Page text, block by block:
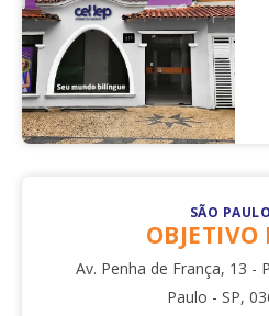
SÃO
OBJETIVO
Av. Penha de França, 13 -
Paulo - SP,